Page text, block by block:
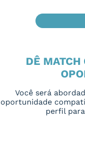
DÊ MATCH
Você será
oportunidade
perfil